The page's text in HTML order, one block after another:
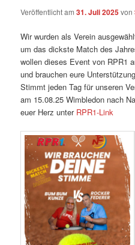
Veröffentlicht am31. Juli 2025von
Wir wurden als Verein
um das dickste Match des
wollen dieses Event von RPR1
und brauchen eure
Stimmt jeden Tag für unseren
am 15.08.25 Wimbledon nach
euer Herz unter RPR1-Link